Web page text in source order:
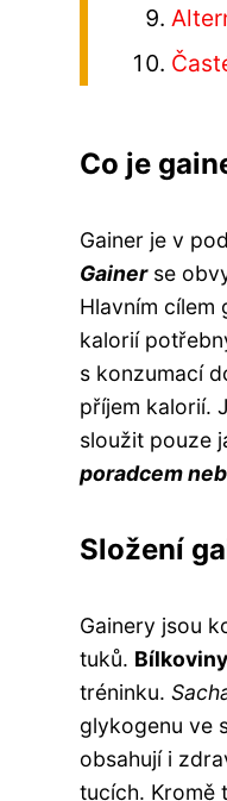
Co je
Gainer je v
Gainerse
Hlavním cílem
kalorií
s konzumací
příjem kalorií.
sloužit pouze
poradcem
Složení
Gainery jsou
tuků. Bílkoviny
tréninku.
glykogenu ve
obsahují i
tucích. Kromě